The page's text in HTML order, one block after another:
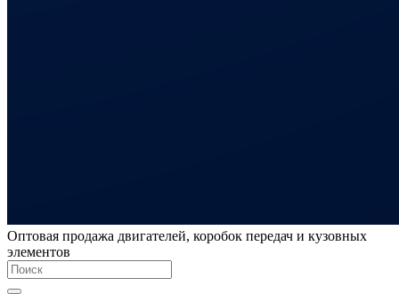
Оптовая продажа двигателей, коробок передач и кузовных
элементов